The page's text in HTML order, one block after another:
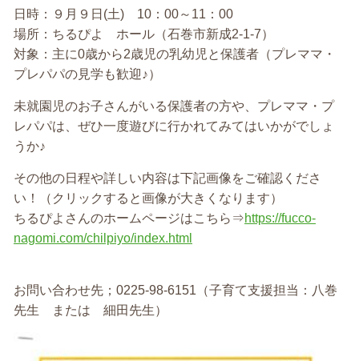
日時：９月９日(土) 10：00～11：00
場所：ちるぴよ ホール（石巻市新成2-1-7）
対象：主に0歳から2歳児の乳幼児と保護者（プレママ・
プレパパの見学も歓迎♪）
未就園児のお子さんがいる保護者の方や、プレママ・プ
レパパは、ぜひ一度遊びに行かれてみてはいかがでしょ
うか♪
その他の日程や詳しい内容は下記画像をご確認くださ
い！（クリックすると画像が大きくなります）
ちるぴよさんのホームページはこちら⇒https://fucco-
nagomi.com/chilpiyo/index.html
お問い合わせ先；0225-98-6151（子育て支援担当：八巻
先生 または 細田先生）